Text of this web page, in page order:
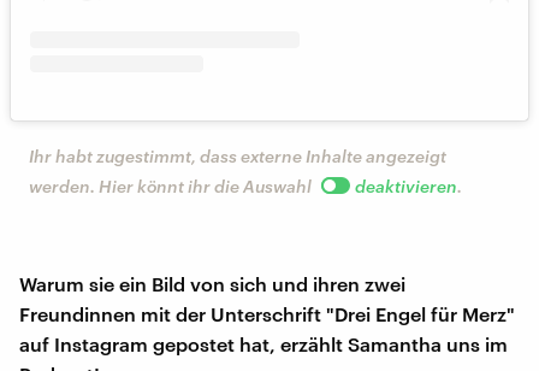
Ihr habt zugestimmt, dass externe Inhalte angezeigt
werden. Hier könnt ihr die Auswahl
deaktivieren.
Warum sie ein Bild von sich und ihren zwei
Freundinnen mit der Unterschrift "Drei Engel für Merz"
auf Instagram gepostet hat, erzählt Samantha uns im